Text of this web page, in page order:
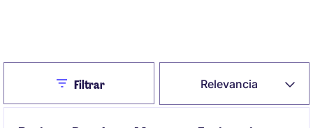
Relevancia
CloseFiltrar